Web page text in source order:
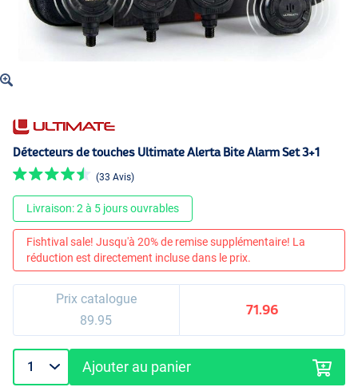
Détecteurs de touches Ultimate Alerta Bite Alarm Set 3+1
(33 Avis)
Livraison: 2 à 5 jours ouvrables
Fishtival sale! Jusqu'à 20% de remise supplémentaire! La
réduction est directement incluse dans le prix.
Prix catalogue
89.95
71.96
Ajouter au panier